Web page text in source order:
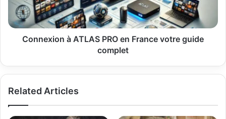
votre
guide
complet
Connexion à ATLAS PRO en France votre guide
complet
Related Articles